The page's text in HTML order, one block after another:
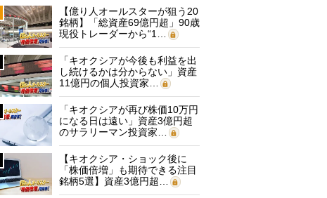
【億り人オールスターが狙う20
銘柄】「総資産69億円超」90歳
現役トレーダーから“1…
「キオクシアが今後も利益を出
し続けるかは分からない」資産
11億円の個人投資家…
「キオクシアが再び株価10万円
になる日は遠い」資産3億円超
のサラリーマン投資家…
【キオクシア・ショック後に
「株価倍増」も期待できる注目
銘柄5選】資産3億円超…